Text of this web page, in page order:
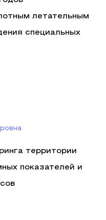
летательным
специальных
территории
показателей и